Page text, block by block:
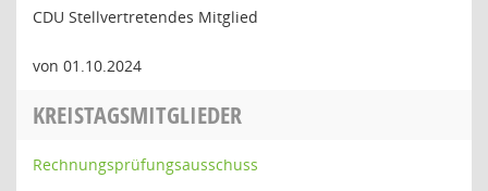
CDU Stellvertretendes Mitglied
von 01.10.2024
KREISTAGSMITGLIEDER
Rechnungsprüfungsausschuss